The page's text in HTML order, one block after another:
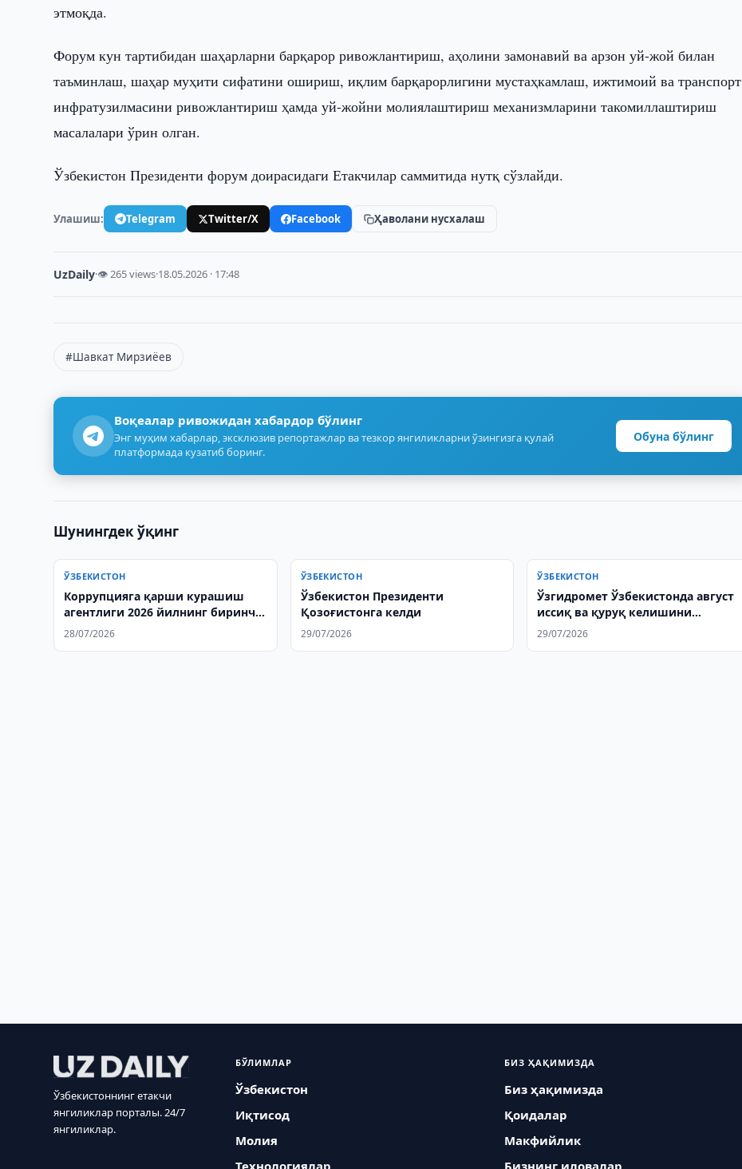
этмоқда.
Форум кун тартибидан шаҳарларни барқарор ривожлантириш, аҳолини замонавий ва арзон уй-жой билан
таъминлаш, шаҳар муҳити сифатини ошириш, иқлим барқарорлигини мустаҳкамлаш, ижтимоий ва транспорт
инфратузилмасини ривожлантириш ҳамда уй-жойни молиялаштириш механизмларини такомиллаштириш
масалалари ўрин олган.
Ўзбекистон Президенти форум доирасидаги Етакчилар саммитида нутқ сўзлайди.
Улашиш: Telegram Twitter/X Facebook Ҳаволани нусхалаш
UzDaily·👁 265 views·18.05.2026 · 17:48
#Шавкат Мирзиёев
Воқеалар ривожидан хабардор бўлинг
Энг муҳим хабарлар, эксклюзив репортажлар ва тезкор янгиликларни ўзингизга қулай
платформада кузатиб боринг.
Обуна бўлинг
Шунингдек ўқинг
ЎЗБЕКИСТОН
Коррупцияга қарши курашиш
агентлиги 2026 йилнинг биринчи
ярми натижаларини сарҳисоб
28/07/2026
ЎЗБЕКИСТОН
Ўзбекистон Президенти
Қозоғистонга келди
29/07/2026
ЎЗБЕКИСТОН
Ўзгидромет Ўзбекистонда август
иссиқ ва қуруқ келишини
прогноз қилди
29/07/2026
Ўзбекистоннинг етакчи
янгиликлар порталы. 24/7
янгиликлар.
БЎЛИМЛАР
Ўзбекистон
Иқтисод
Молия
Технологиялар
БИЗ ҲАҚИМИЗДА
Биз ҳақимизда
Қоидалар
Макфийлик
Бизнинг иловалар